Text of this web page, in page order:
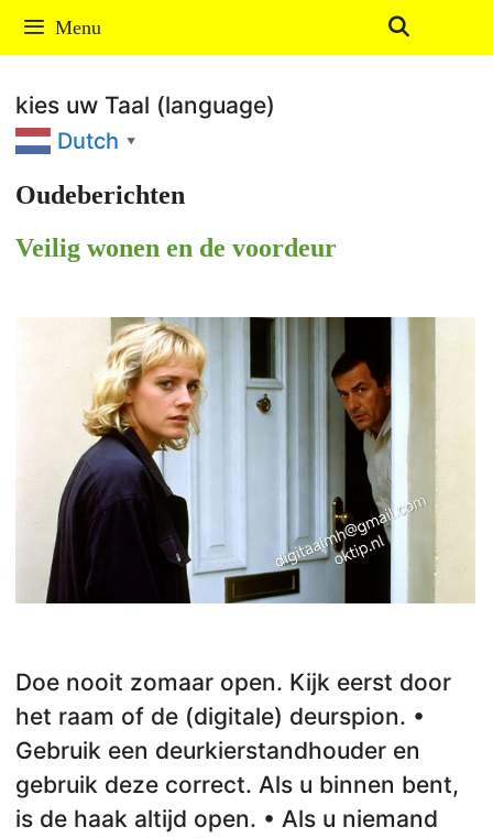
Ga
naar
inhoud
Menu
kies uw Taal (language)
Dutch ▼
Oudeberichten
Veilig wonen en de voordeur
Doe nooit zomaar open. Kijk eerst door
het raam of de (digitale) deurspion. •
Gebruik een deurkierstandhouder en
gebruik deze correct. Als u binnen bent,
is de haak altijd open. • Als u niemand